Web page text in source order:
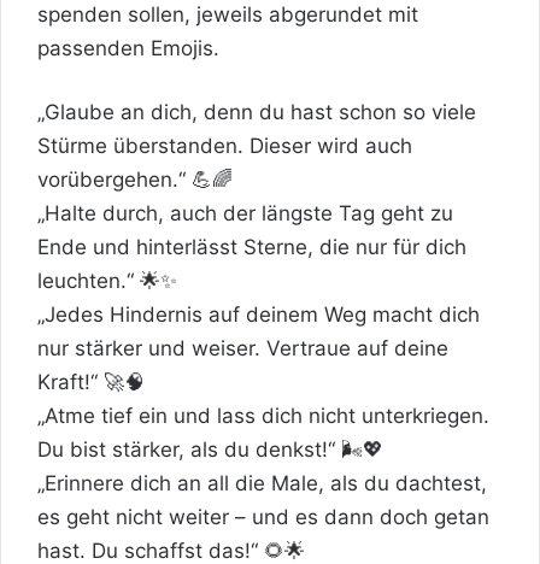
spenden sollen, jeweils abgerundet mit
passenden Emojis.
„Glaube an dich, denn du hast schon so viele
Stürme überstanden. Dieser wird auch
vorübergehen.“ 💪🌈
„Halte durch, auch der längste Tag geht zu
Ende und hinterlässt Sterne, die nur für dich
leuchten.“ 🌟✨
„Jedes Hindernis auf deinem Weg macht dich
nur stärker und weiser. Vertraue auf deine
Kraft!“ 🚀🧠
„Atme tief ein und lass dich nicht unterkriegen.
Du bist stärker, als du denkst!“ 🌬️💖
„Erinnere dich an all die Male, als du dachtest,
es geht nicht weiter – und es dann doch getan
hast. Du schaffst das!“ 🌻🌟